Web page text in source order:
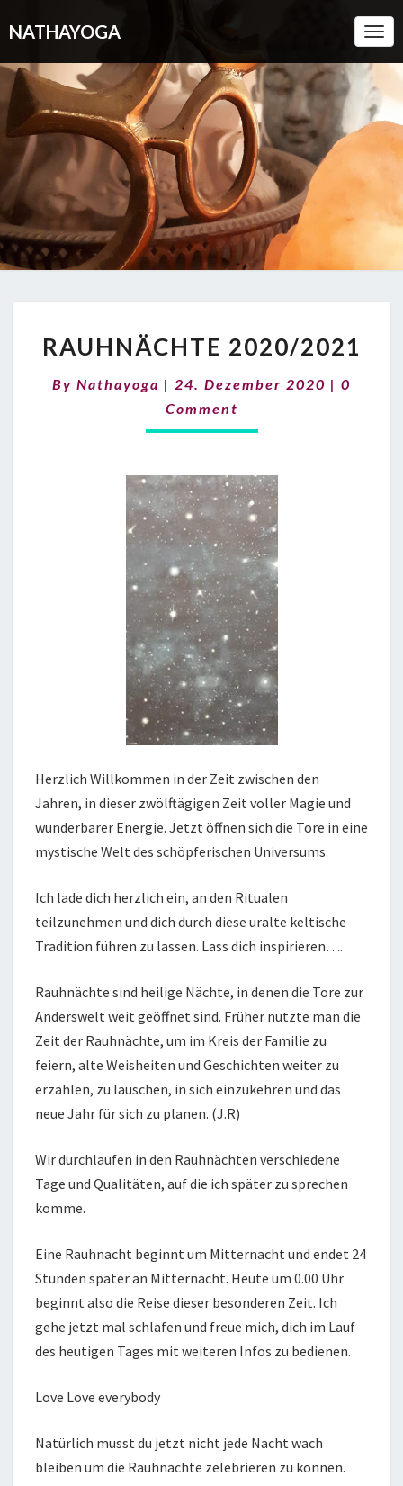
NATHAYOGA
2020/2021
RAUHNÄCHTE 2020/2021
By Nathayoga | 24. Dezember 2020 | 0
Comment
Herzlich Willkommen in der Zeit zwischen den
Jahren, in dieser zwölftägigen Zeit voller Magie und
wunderbarer Energie. Jetzt öffnen sich die Tore in eine
mystische Welt des schöpferischen Universums.
Ich lade dich herzlich ein, an den Ritualen
teilzunehmen und dich durch diese uralte keltische
Tradition führen zu lassen. Lass dich inspirieren….
Rauhnächte sind heilige Nächte, in denen die Tore zur
Anderswelt weit geöffnet sind. Früher nutzte man die
Zeit der Rauhnächte, um im Kreis der Familie zu
feiern, alte Weisheiten und Geschichten weiter zu
erzählen, zu lauschen, in sich einzukehren und das
neue Jahr für sich zu planen. (J.R)
Wir durchlaufen in den Rauhnächten verschiedene
Tage und Qualitäten, auf die ich später zu sprechen
komme.
Eine Rauhnacht beginnt um Mitternacht und endet 24
Stunden später an Mitternacht. Heute um 0.00 Uhr
beginnt also die Reise dieser besonderen Zeit. Ich
gehe jetzt mal schlafen und freue mich, dich im Lauf
des heutigen Tages mit weiteren Infos zu bedienen.
Love Love everybody
Natürlich musst du jetzt nicht jede Nacht wach
bleiben um die Rauhnächte zelebrieren zu können.